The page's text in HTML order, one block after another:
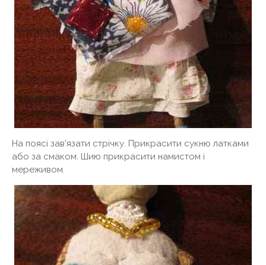
На поясі зав'язати стрічку. Прикрасити сукню латками
або за смаком. Шию прикрасити намистом і
мереживом.